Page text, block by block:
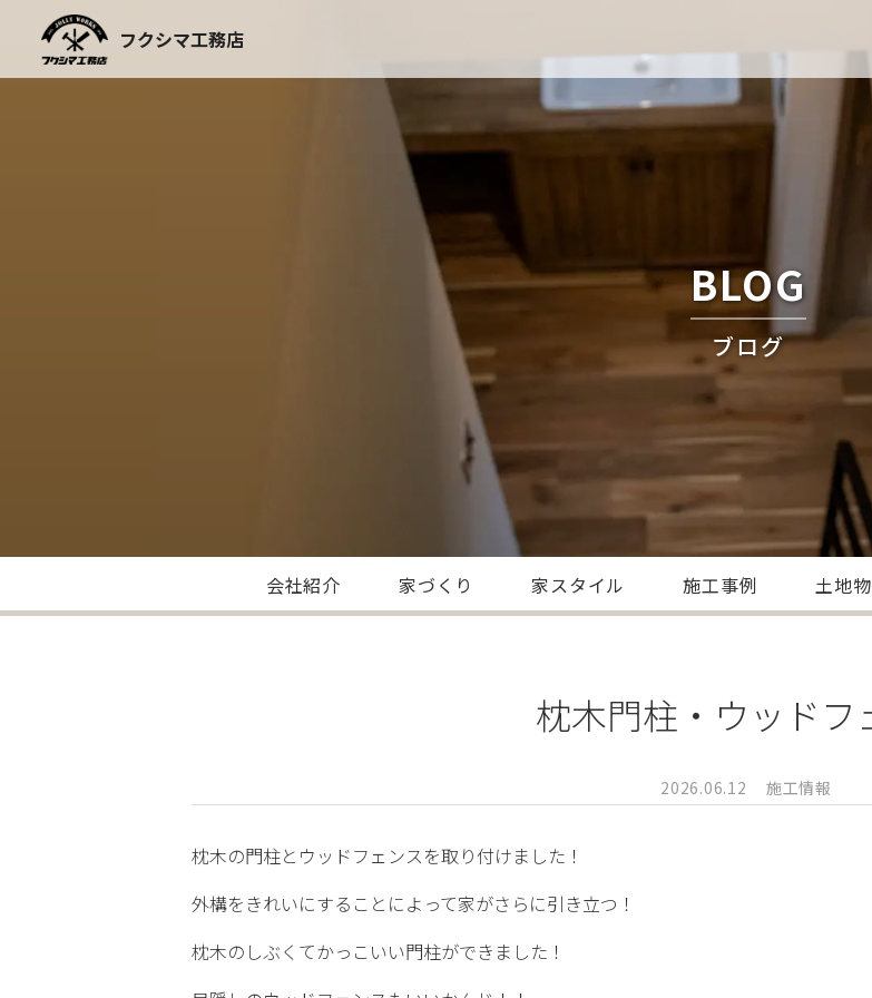
content
フクシマ工務店
BLOG
ブログ
会社紹介 家づくり 家スタイル 施工事例 土地
枕木門柱・ウッドフ
2026.06.12 施工情報
枕木の門柱とウッドフェンスを取り付けました！
外構をきれいにすることによって家がさらに引き立つ！
枕木のしぶくてかっこいい門柱ができました！